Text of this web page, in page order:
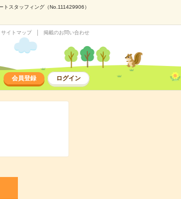
スタッフィング（No.111429906）
サイトマップ 掲載のお問い合わせ
会員登録 ログイン